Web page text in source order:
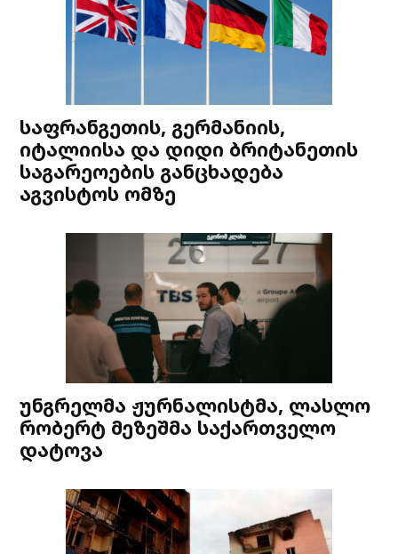
საფრანგეთის, გერმანიის,
იტალიისა და დიდი ბრიტანეთის
საგარეოების განცხადება
აგვისტოს ომზე
უნგრელმა ჟურნალისტმა, ლასლო
რობერტ მეზეშმა საქართველო
დატოვა